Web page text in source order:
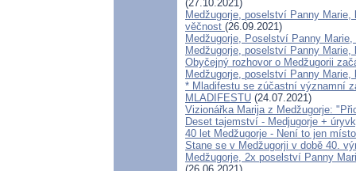
(27.10.2021)
Medžugorje, poselství Panny
věčnost (26.09.2021)
Medžugorje, Poselství Panny
Medžugorje, poselství Panny
Obyčejný rozhovor o Medžugorii
Medžugorje, poselství Panny
* Mladifestu se zúčastní významní
MLADIFESTU (24.07.2021)
Vizionářka Marija z Medžugorje:
Deset tajemství - Medjugorje +
40 let Medžugorje - Není to jen
Stane se v Medžugorji v době 40.
Medžugorje, 2x poselství Panny